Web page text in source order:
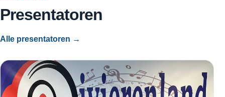
Presentatoren
Alle presentatoren →